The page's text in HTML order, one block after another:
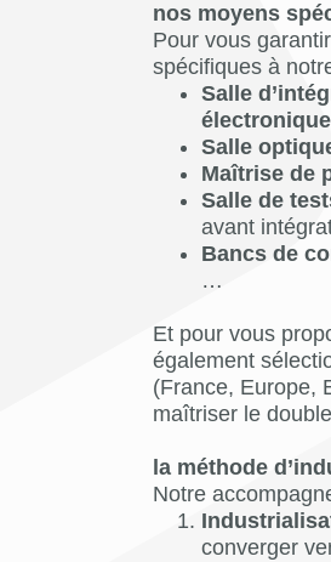
nos moyens
Pour vous
spécifiques à
Salle
Salle
Maîtrise de
Salle de
avant
Bancs de
…
Et pour vous
également
(France, Europe,
maîtriser le
la méthode
Notre
converger